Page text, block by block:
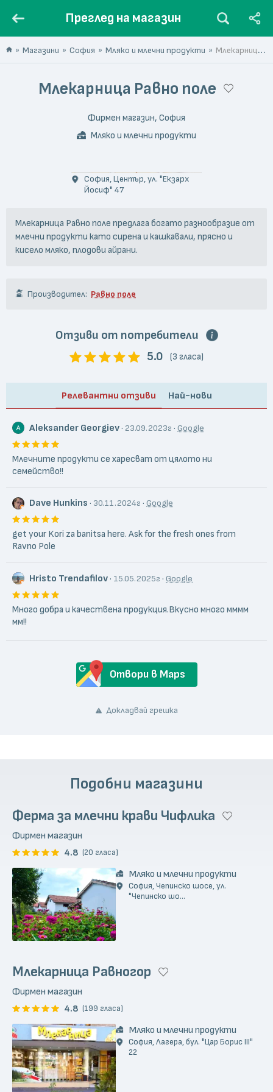
Преглед на магазин
Магазини София Мляко и млечни продукти Млекарница Равно поле
Млекарница Равно поле
Фирмен магазин, София
Мляко и млечни продукти
София, Център, ул. "Екзарх
Йосиф" 47
Млекарница Равно поле предлага богато разнообразие от
млечни продукти като сирена и кашкавали, прясно и
кисело мляко, плодови айрани.
Производител: Равно поле
Отзиви от потребители
5.0
(3 гласа)
Релевантни отзиви Най-нови
Aleksander Georgiev· 23.09.2023г · Google
Млечните продукти се харесват от цялото ни
семейство!!
Dave Hunkins · 30.11.2024г · Google
get your Kori za banitsa here. Ask for the fresh ones from
Ravno Pole
Hristo Trendafilov· 15.05.2025г · Google
Много добра и качествена продукция.Вкусно много мммм
мм!!
Отвори в Maps
Докладвай грешка
Подобни магазини
Ферма за млечни крави Чифлика
Фирмен магазин
4.8 (20 гласа)
Мляко и млечни продукти
София, Чепинско шосе, ул.
"Чепинско шо...
Млекарница Равногор
Фирмен магазин
4.8 (199 гласа)
Мляко и млечни продукти
София, Лагера, бул. "Цар Борис III"
22